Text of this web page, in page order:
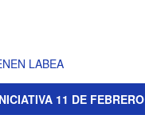
LABEA
11 DE FEBRERO